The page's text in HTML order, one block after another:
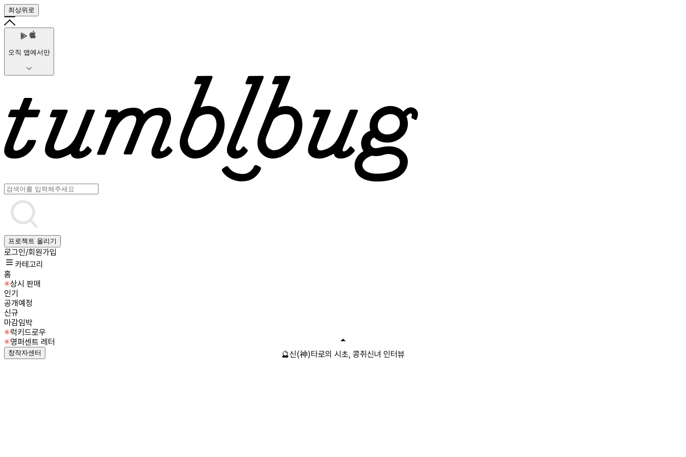
최상위로
오직 앱에서만
프로젝트 올리기
로그인/회원가입
카테고리
홈
상시 판매
인기
공개예정
신규
마감임박
럭키드로우
영퍼센트 레터
창작자센터 🔮신(神)타로의 시초, 콩쥐신녀 인터뷰